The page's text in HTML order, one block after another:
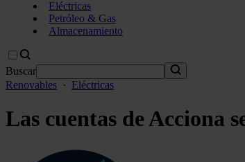
Eléctricas
Petróleo & Gas
Almacenamiento
Buscar
Renovables · Eléctricas
Las cuentas de Acciona